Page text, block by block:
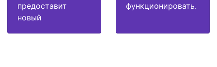
предоставит
новый
функционировать.